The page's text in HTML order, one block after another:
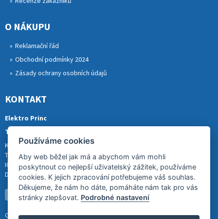
O NÁKUPU
Reklamační řád
Obchodní podmínky 2024
Zásady ochrany osobních údajů
KONTAKT
Elektro Princ
Tomáš Princ
Krkonošská 290, 46841 TANVALD
Tel.: 773 880 988
IČ: 01153731
DIČ: CZ8007202522
Copyright (c) 2026
Používáme cookies
Aby web běžel jak má a abychom vám mohli
poskytnout co nejlepší uživatelský zážitek, používáme
cookies. K jejich zpracování potřebujeme váš souhlas.
Děkujeme, že nám ho dáte, pomáháte nám tak pro vás
stránky zlepšovat. Podrobné nastavení